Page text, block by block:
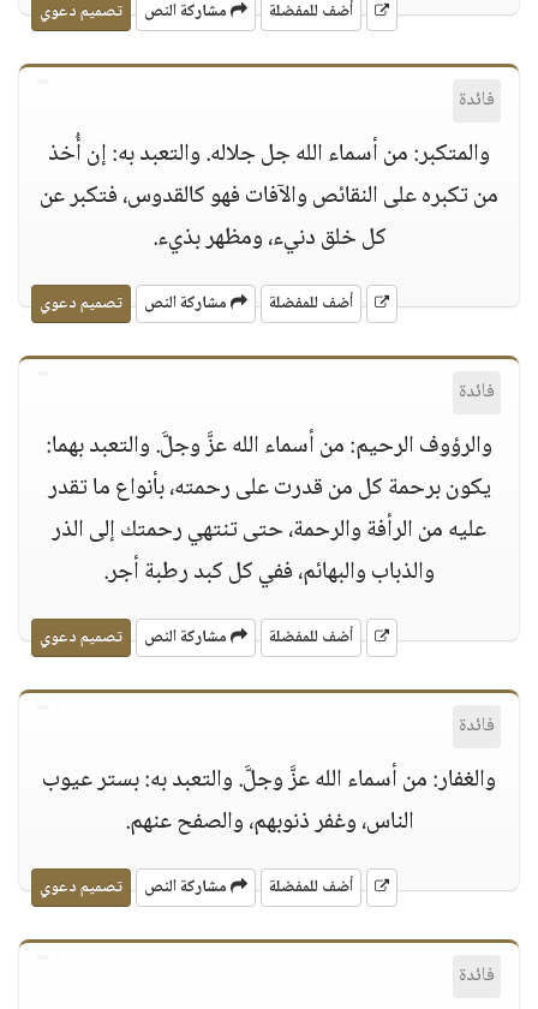
أضف للمفضلة مشاركة النص تصميم دعوي
فائدة
والمتكبر: من أسماء الله جل جلاله. والتعبد به: إن أُخذ
من تكبره على النقائص والآفات فهو كالقدوس، فتكبر عن
كل خلق دنيء، ومظهر بذيء.
أضف للمفضلة مشاركة النص تصميم دعوي
فائدة
والرؤوف الرحيم: من أسماء الله عزَّ وجلَّ. والتعبد بهما:
يكون برحمة كل من قدرت على رحمته، بأنواع ما تقدر
عليه من الرأفة والرحمة، حتى تنتهي رحمتك إلى الذر
والذباب والبهائم، ففي كل كبد رطبة أجر.
أضف للمفضلة مشاركة النص تصميم دعوي
فائدة
والغفار: من أسماء الله عزَّ وجلَّ. والتعبد به: بستر عيوب
الناس، وغفر ذنوبهم، والصفح عنهم.
أضف للمفضلة مشاركة النص تصميم دعوي
فائدة